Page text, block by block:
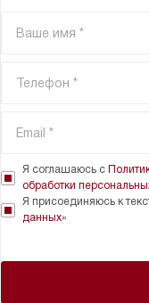
Я соглашаюсь с
обработки
Я присоединяюсь к
данных»